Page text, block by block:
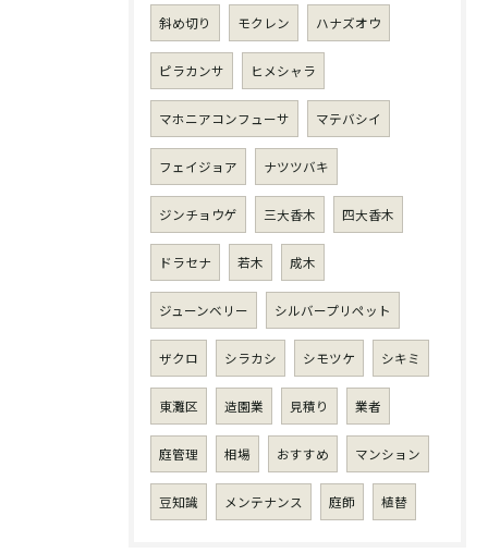
斜め切り モクレン ハナズオウ
ピラカンサ ヒメシャラ
マホニアコンフューサ マテバシイ
フェイジョア ナツツバキ
ジンチョウゲ 三大香木 四大香木
ドラセナ 若木 成木
ジューンベリー シルバープリペット
ザクロ シラカシ シモツケ シキミ
東灘区 造園業 見積り 業者
庭管理 相場 おすすめ マンション
豆知識 メンテナンス 庭師 植替